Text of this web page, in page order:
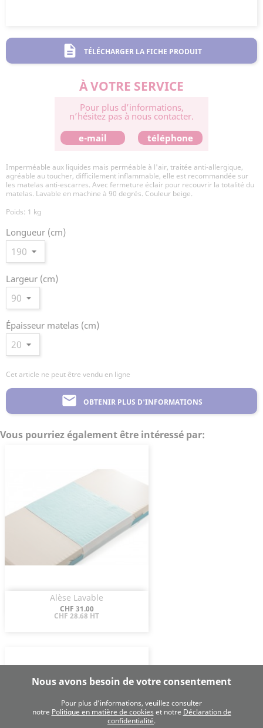
description TÉLÉCHARGER LA FICHE PRODUIT
À VOTRE SERVICE
Pour plus d’informations,
n’hésitez pas à nous contacter.
e-mail
téléphone
Imperméable aux liquides mais perméable à l'air, traitée anti-allergique,
agréable au toucher, difficilement inflammable, elle est recommandée sur
les matelas anti-escarres. Avec fermeture éclair pour recouvrir la totalité du
matelas. Lavable en machine à 90 degrés. Couleur beige.
Poids: 1 kg
Longueur (cm)
Largeur (cm)
Épaisseur matelas (cm)
Cet article ne peut être vendu en ligne
mail OBTENIR PLUS D'INFORMATIONS
Vous pourriez également être intéressé par:
Alèse Lavable
Prix
CHF 31.00
CHF 28.68 HT
Aperçu rapide
Nous avons besoin de votre consentement
Pour plus d’informations, veuillez consulter
notre Politique en matière de cookies et notre Déclaration de
confidentialité.